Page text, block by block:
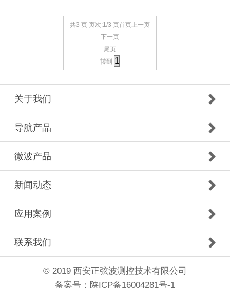
共3 页 页次:1/3 页首页 上一页
下一页
尾页
转到
关于我们
导航产品
微波产品
新闻动态
应用案例
联系我们
© 2019 西安正弦波测控技术有限公司
备案号： 陕ICP备16004281号-1